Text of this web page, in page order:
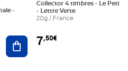
Ajouter au panier
Collector 4 timbres - Le Petit
- Lettre Verte
20g / France
7,50€